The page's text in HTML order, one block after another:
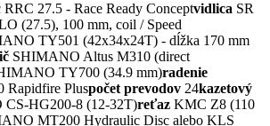
27.5 - Race Ready Conceptvidlica SR
(27.5), 100 mm, coil / Speed
TY501 (42x34x24T) - dĺžka 170 mm
SHIMANO Altus M310 (direct
TY700 (34.9 mm)radenie
Pluspočet prevodov 24kazetový
HG200-8 (12-32T)reťaz KMC Z8 (110
MT200 Hydraulic Disc alebo KLS